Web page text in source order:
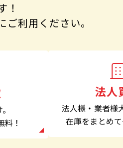
！
ご利用ください。
料！
法人
法人様・業者様
在庫をまとめ